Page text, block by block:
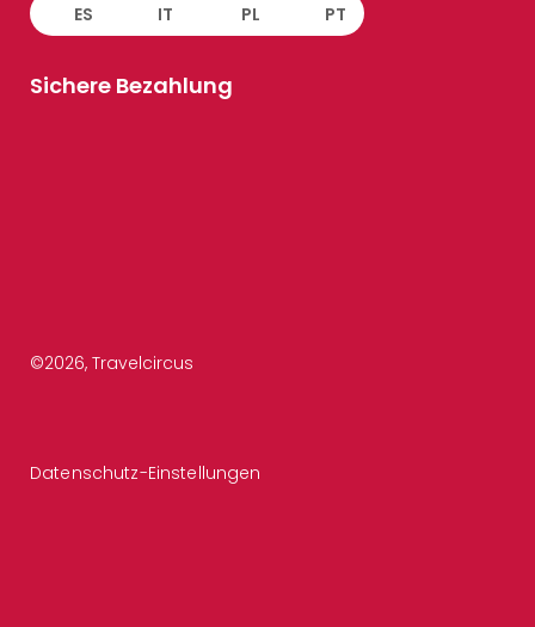
ES IT PL PT
Sichere Bezahlung
©2026, Travelcircus
Datenschutz-Einstellungen